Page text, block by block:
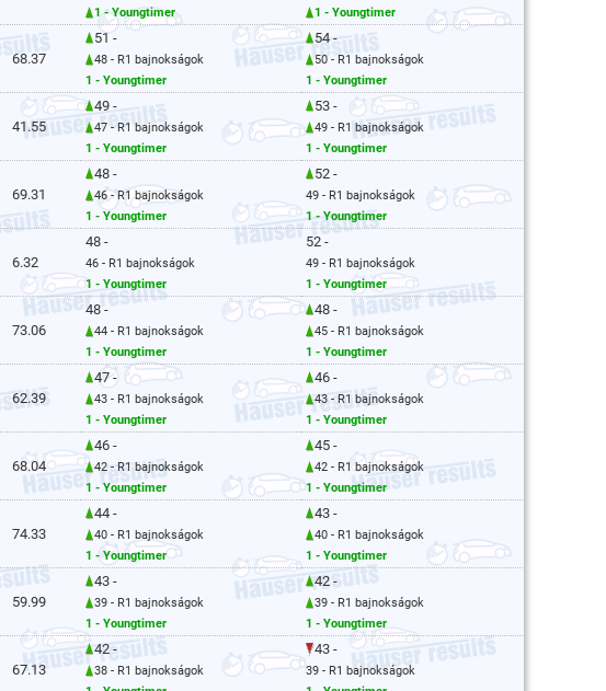
1 - Youngtimer
1 - Youngtimer
68.37
51 -
48 - R1 bajnokságok
1 - Youngtimer
54 -
50 - R1 bajnokságok
1 - Youngtimer
41.55
49 -
47 - R1 bajnokságok
1 - Youngtimer
53 -
49 - R1 bajnokságok
1 - Youngtimer
69.31
48 -
46 - R1 bajnokságok
1 - Youngtimer
52 -
49 - R1 bajnokságok
1 - Youngtimer
6.32
48 -
46 - R1 bajnokságok
1 - Youngtimer
52 -
49 - R1 bajnokságok
1 - Youngtimer
73.06
48 -
44 - R1 bajnokságok
1 - Youngtimer
48 -
45 - R1 bajnokságok
1 - Youngtimer
62.39
47 -
43 - R1 bajnokságok
1 - Youngtimer
46 -
43 - R1 bajnokságok
1 - Youngtimer
68.04
46 -
42 - R1 bajnokságok
1 - Youngtimer
45 -
42 - R1 bajnokságok
1 - Youngtimer
74.33
44 -
40 - R1 bajnokságok
1 - Youngtimer
43 -
40 - R1 bajnokságok
1 - Youngtimer
59.99
43 -
39 - R1 bajnokságok
1 - Youngtimer
42 -
39 - R1 bajnokságok
1 - Youngtimer
67.13
42 -
38 - R1 bajnokságok
43 -
39 - R1 bajnokságok